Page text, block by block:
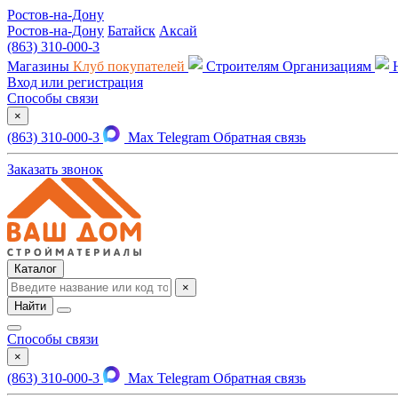
Ростов-на-Дону
Ростов-на-Дону Батайск Аксай
(863) 310-000-3
Магазины Клуб покупателей Строителям Организациям
Вход или регистрация
Способы связи
×
(863) 310-000-3 Max Telegram Обратная связь
Заказать звонок
Каталог
×
Найти
Способы связи
×
(863) 310-000-3 Max Telegram Обратная связь